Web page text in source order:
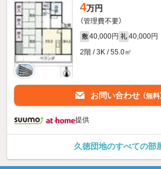
4万円
（管理費不要）
敷 40,000円 礼 40,000円
2階 / 3K / 55.0㎡
お問い合わせ （無料
提供
久徳団地のすべての部